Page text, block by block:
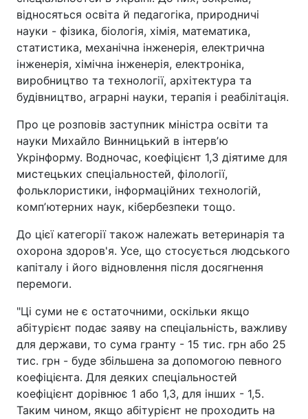
відносяться освіта й педагогіка, природничі
науки - фізика, біологія, хімія, математика,
статистика, механічна інженерія, електрична
інженерія, хімічна інженерія, електроніка,
виробництво та технології, архітектура та
будівництво, аграрні науки, терапія і реабілітація.
Про це розповів заступник міністра освіти та
науки Михайло Винницький в інтервʼю
Укрінформу. Водночас, коефіцієнт 1,3 діятиме для
мистецьких спеціальностей, філології,
фольклористики, інформаційних технологій,
компʼютерних наук, кібербезпеки тощо.
До цієї категорії також належать ветеринарія та
охорона здоров'я. Усе, що стосується людського
капіталу і його відновлення після досягнення
перемоги.
"Ці суми не є остаточними, оскільки якщо
абітурієнт подає заяву на спеціальність, важливу
для держави, то сума гранту - 15 тис. грн або 25
тис. грн - буде збільшена за допомогою певного
коефіцієнта. Для деяких спеціальностей
коефіцієнт дорівнює 1 або 1,3, для інших - 1,5.
Таким чином, якщо абітурієнт не проходить на